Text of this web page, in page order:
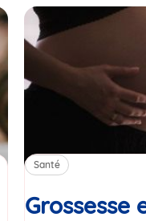
Santé
Grossesse